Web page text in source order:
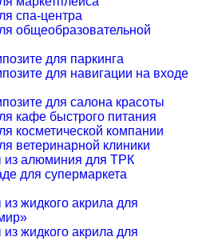
спа-центра
общеобразовательной
для паркинга
для навигации на входе
для салона красоты
кафе быстрого питания
косметической компании
ветеринарной клиники
алюминия для ТРК
для супермаркета
жидкого акрила для
жидкого акрила для